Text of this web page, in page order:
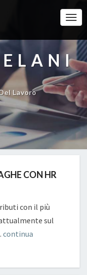
Lavoro
CON HR
con il più
sul
continua